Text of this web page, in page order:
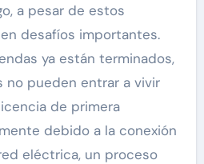
a pesar de estos
desafíos importantes.
ya están terminados,
no pueden entrar a vivir
de primera
debido a la conexión
eléctrica, un proceso